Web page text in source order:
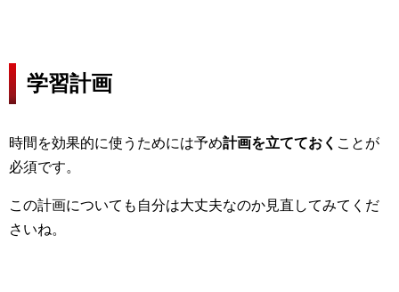
学習計画
時間を効果的に使うためには予め計画を立てておく ことが
必須です。
この計画についても自分は大丈夫なのか見直してみてくだ
さいね。